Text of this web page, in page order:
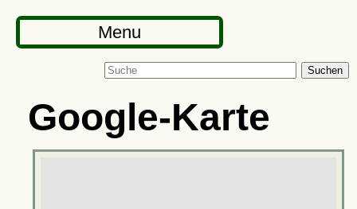
Menu
Suchen
Google-Karte